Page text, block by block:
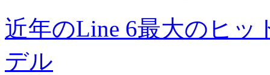
近年のLine 6最大のヒッ
デル